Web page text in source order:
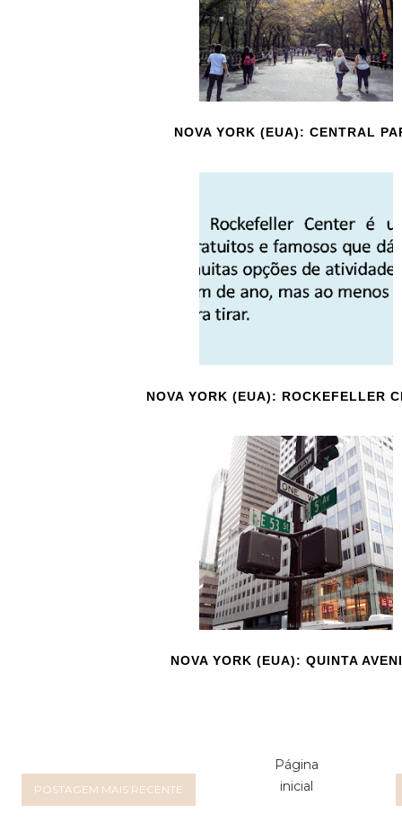
NOVA YORK (EUA): CENTRAL
NOVA YORK (EUA): ROCKEFELLER
NOVA YORK (EUA): QUINTA
POSTAGEM MAIS RECENTE
Página
inicial